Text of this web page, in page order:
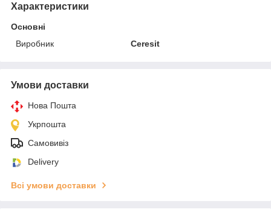
Характеристики
Основні
Виробник
Ceresit
Умови доставки
Нова Пошта
Укрпошта
Самовивіз
Delivery
Всі умови доставки